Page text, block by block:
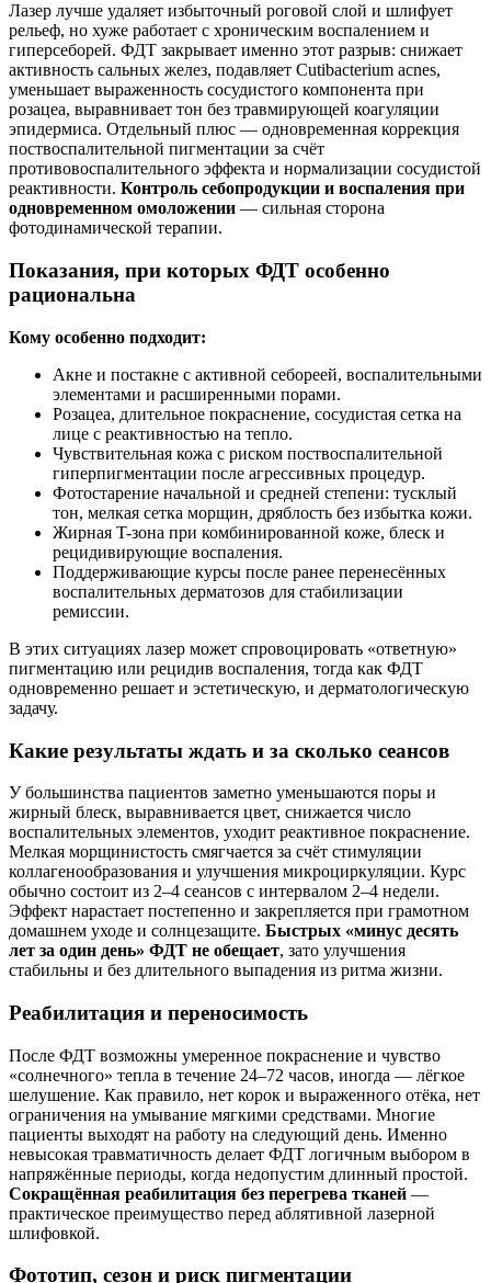
Лазер лучше удаляет избыточный роговой слой и шлифует
рельеф, но хуже работает с хроническим воспалением и
гиперсеборей. ФДТ закрывает именно этот разрыв: снижает
активность сальных желез, подавляет Cutibacterium acnes,
уменьшает выраженность сосудистого компонента при
розацеа, выравнивает тон без травмирующей коагуляции
эпидермиса. Отдельный плюс — одновременная коррекция
поствоспалительной пигментации за счёт
противовоспалительного эффекта и нормализации сосудистой
реактивности. Контроль себопродукции и воспаления при
одновременном омоложении — сильная сторона
фотодинамической терапии.
Показания, при которых ФДТ особенно
рациональна
Кому особенно подходит:
Акне и постакне с активной себореей, воспалительными
элементами и расширенными порами.
Розацеа, длительное покраснение, сосудистая сетка на
лице с реактивностью на тепло.
Чувствительная кожа с риском поствоспалительной
гиперпигментации после агрессивных процедур.
Фотостарение начальной и средней степени: тусклый
тон, мелкая сетка морщин, дряблость без избытка кожи.
Жирная T-зона при комбинированной коже, блеск и
рецидивирующие воспаления.
Поддерживающие курсы после ранее перенесённых
воспалительных дерматозов для стабилизации
ремиссии.
В этих ситуациях лазер может спровоцировать «ответную»
пигментацию или рецидив воспаления, тогда как ФДТ
одновременно решает и эстетическую, и дерматологическую
задачу.
Какие результаты ждать и за сколько сеансов
У большинства пациентов заметно уменьшаются поры и
жирный блеск, выравнивается цвет, снижается число
воспалительных элементов, уходит реактивное покраснение.
Мелкая морщинистость смягчается за счёт стимуляции
коллагенообразования и улучшения микроциркуляции. Курс
обычно состоит из 2–4 сеансов с интервалом 2–4 недели.
Эффект нарастает постепенно и закрепляется при грамотном
домашнем уходе и солнцезащите. Быстрых «минус десять
лет за один день» ФДТ не обещает, зато улучшения
стабильны и без длительного выпадения из ритма жизни.
Реабилитация и переносимость
После ФДТ возможны умеренное покраснение и чувство
«солнечного» тепла в течение 24–72 часов, иногда — лёгкое
шелушение. Как правило, нет корок и выраженного отёка, нет
ограничения на умывание мягкими средствами. Многие
пациенты выходят на работу на следующий день. Именно
невысокая травматичность делает ФДТ логичным выбором в
напряжённые периоды, когда недопустим длинный простой.
Сокращённая реабилитация без перегрева тканей —
практическое преимущество перед аблятивной лазерной
шлифовкой.
Фототип, сезон и риск пигментации